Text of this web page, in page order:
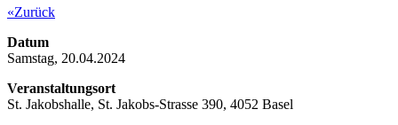
«Zurück
Datum
Samstag, 20.04.2024
Veranstaltungsort
St. Jakobshalle, St. Jakobs-Strasse 390, 4052 Basel